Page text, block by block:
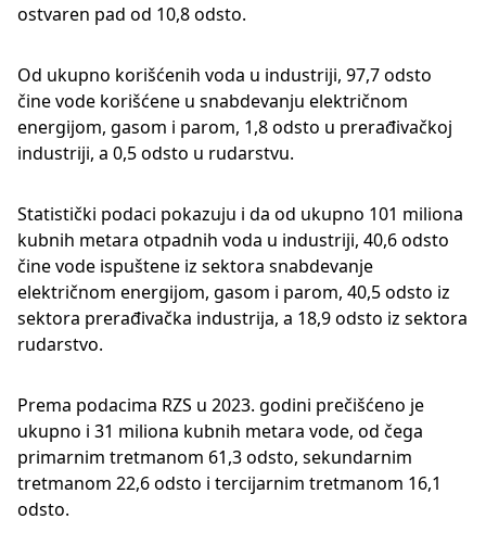
ostvaren pad od 10,8 odsto.
Od ukupno korišćenih voda u industriji, 97,7 odsto
čine vode korišćene u snabdevanju električnom
energijom, gasom i parom, 1,8 odsto u prerađivačkoj
industriji, a 0,5 odsto u rudarstvu.
Statistički podaci pokazuju i da od ukupno 101 miliona
kubnih metara otpadnih voda u industriji, 40,6 odsto
čine vode ispuštene iz sektora snabdevanje
električnom energijom, gasom i parom, 40,5 odsto iz
sektora prerađivačka industrija, a 18,9 odsto iz sektora
rudarstvo.
Prema podacima RZS u 2023. godini prečišćeno je
ukupno i 31 miliona kubnih metara vode, od čega
primarnim tretmanom 61,3 odsto, sekundarnim
tretmanom 22,6 odsto i tercijarnim tretmanom 16,1
odsto.